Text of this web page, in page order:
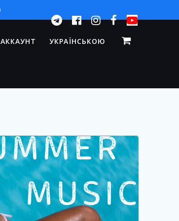
УКРАЇНСЬКОЮ